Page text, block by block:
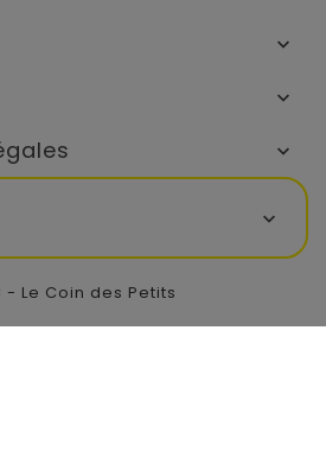




- Le Coin des Petits